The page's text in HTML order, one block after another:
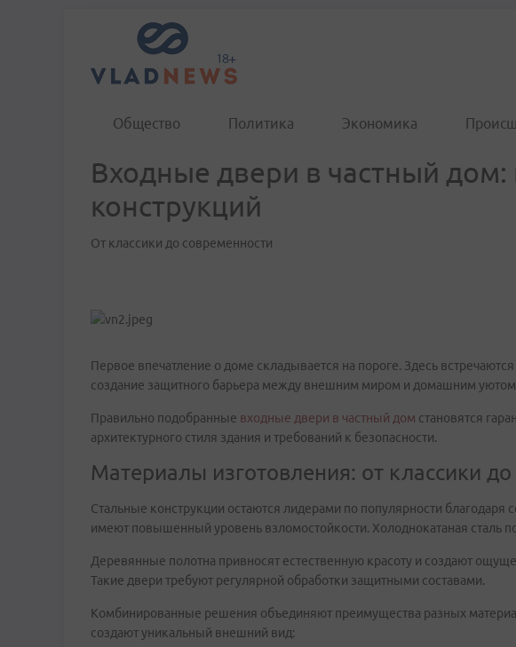
Общество Политика Экономика
Входные двери в частный
конструкций
От классики до современности
Первое впечатление о доме складывается на пороге. Здесь
создание защитного барьера между внешним миром и домашним
Правильно подобранные входные двери в частный дом становятся
архитектурного стиля здания и требований к безопасности.
Материалы изготовления: от классики
Стальные конструкции остаются лидерами по популярности
имеют повышенный уровень взломостойкости. Холоднокатаная сталь
Деревянные полотна привносят естественную красоту и создают
Такие двери требуют регулярной обработки защитными составами.
Комбинированные решения объединяют преимущества разных
создают уникальный внешний вид: